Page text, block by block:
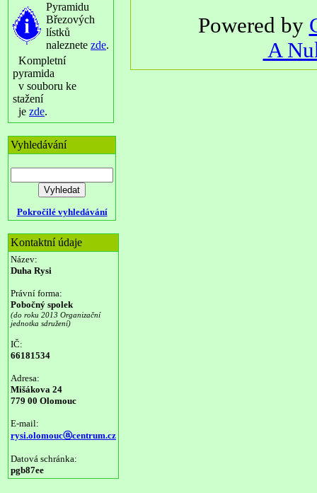
Pyramidu
Březových
lístků
naleznete zde.
Kompletní
pyramida
v souboru ke
stažení
je zde.
Vyhledávání
Pokročilé vyhledávání
Kontaktní údaje
Název:
Duha Rysi
Právní forma:
Pobočný spolek
(do roku 2013 Organizační
jednotka sdružení)
IČ:
66181534
Adresa:
Mišákova 24
779 00 Olomouc
E-mail:
rysi.olomoucⓐcentrum.cz
Datová schránka:
pgb87ee
Powered by
A